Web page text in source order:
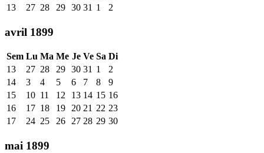
13
27 28 29 30 31 1 2
avril 1899
Sem Lu Ma Me Je Ve Sa Di
13
27 28 29 30 31 1
2
14
3 4 5 6 7 8
9
15
10 11 12 13 14 15 16
16
17 18 19 20 21 22 23
17
24 25 26 27 28 29 30
mai 1899